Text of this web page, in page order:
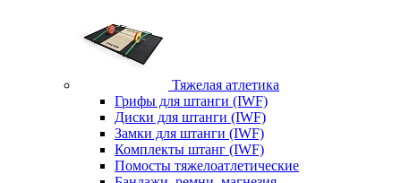
Тяжелая атлетика
Грифы для штанги (IWF)
Диски для штанги (IWF)
Замки для штанги (IWF)
Комплекты штанг (IWF)
Помосты тяжелоатлетические